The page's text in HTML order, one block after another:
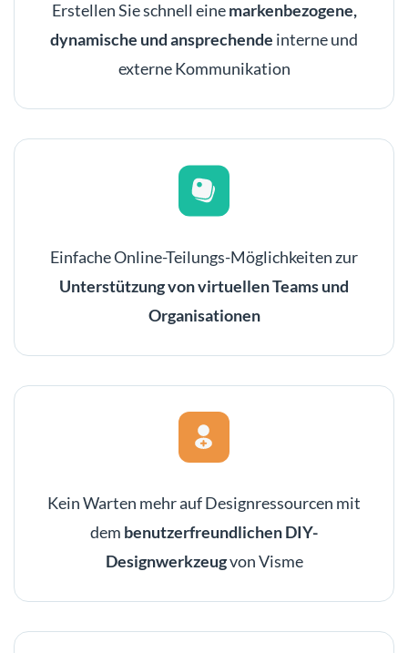
Erstellen Sie schnell einemarkenbezogene,
dynamische und ansprechende interne und
externe Kommunikation
Einfache Online-Teilungs-Möglichkeiten zur
Unterstützung von virtuellen Teams und
Organisationen
Kein Warten mehr auf Designressourcen mit
dem benutzerfreundlichen DIY-
Designwerkzeugvon Visme